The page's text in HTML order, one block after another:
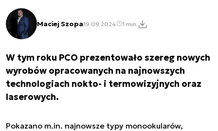
Maciej Szopa19.09.2024 1 min.
W tym roku PCO prezentowało szereg nowych
wyrobów opracowanych na najnowszych
technologiach nokto- i termowizyjnych oraz
laserowych.
Pokazano m.in. najnowsze typy monookularów,